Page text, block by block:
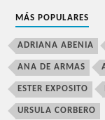
MÁS POPULARES
ADRIANA ABENIA
ANA DE ARMAS
ESTER EXPOSITO
URSULA CORBERO